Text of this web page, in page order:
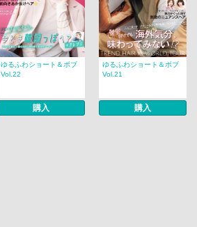
ゆるふわショート＆ボブ
Vol.22
購入
ゆるふわショート＆ボブ
Vol.21
購入